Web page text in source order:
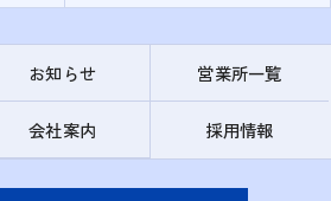
お知らせ 営業所一覧
会社案内 採用情報